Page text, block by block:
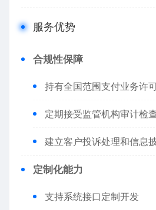
服务优势
合规性保障
持有全国范围支付业务许
定期接受监管机构审计检
建立客户投诉处理和信息
定制化能力
支持系统接口定制开发